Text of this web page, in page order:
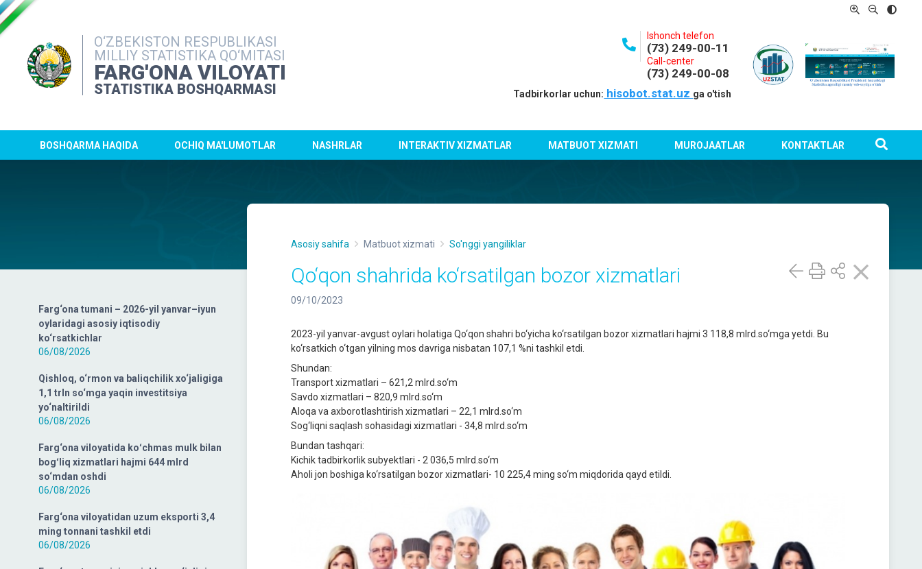
O‘ZBEKISTON RESPUBLIKASI
MILLIY STATISTIKA QO‘MITASI
FARG'ONA VILOYATI
STATISTIKA BOSHQARMASI
Ishonch telefon
(73) 249-00-11
Call-center
(73) 249-00-08
Tadbirkorlar uchun: hisobot.stat.uz ga o'tish
BOSHQARMA HAQIDA OCHIQ MA'LUMOTLAR NASHRLAR INTERAKTIV XIZMATLAR MATBUOT XIZMATI MUROJAATLAR KONTAKTLAR
Farg‘ona tumani – 2026-yil yanvar–iyun
oylaridagi asosiy iqtisodiy
ko‘rsatkichlar
06/08/2026
Qishloq, o‘rmon va baliqchilik xo‘jaligiga
1,1 trln so‘mga yaqin investitsiya
yo‘naltirildi
06/08/2026
Farg‘ona viloyatida koʻchmas mulk bilan
bogʻliq xizmatlari hajmi 644 mlrd
so‘mdan oshdi
06/08/2026
Farg‘ona viloyatidan uzum eksporti 3,4
ming tonnani tashkil etdi
06/08/2026
Asosiy sahifa Matbuot xizmati So'nggi yangiliklar
Qo‘qon shahrida ko‘rsatilgan bozor xizmatlari
09/10/2023
2023-yil yanvar-avgust oylari holatiga Qo‘qon shahri bo‘yicha ko‘rsatilgan bozor xizmatlari hajmi 3 118,8 mlrd.so‘mga yetdi. Bu
ko‘rsatkich o‘tgan yilning mos davriga nisbatan 107,1 %ni tashkil etdi.
Shundan:
Transport xizmatlari – 621,2 mlrd.so‘m
Savdo xizmatlari – 820,9 mlrd.so‘m
Aloqa va axborotlashtirish xizmatlari – 22,1 mlrd.so‘m
Sog‘liqni saqlash sohasidagi xizmatlari - 34,8 mlrd.so‘m
Bundan tashqari:
Kichik tadbirkorlik subyektlari - 2 036,5 mlrd.so‘m
Aholi jon boshiga ko‘rsatilgan bozor xizmatlari- 10 225,4 ming so‘m miqdorida qayd etildi.